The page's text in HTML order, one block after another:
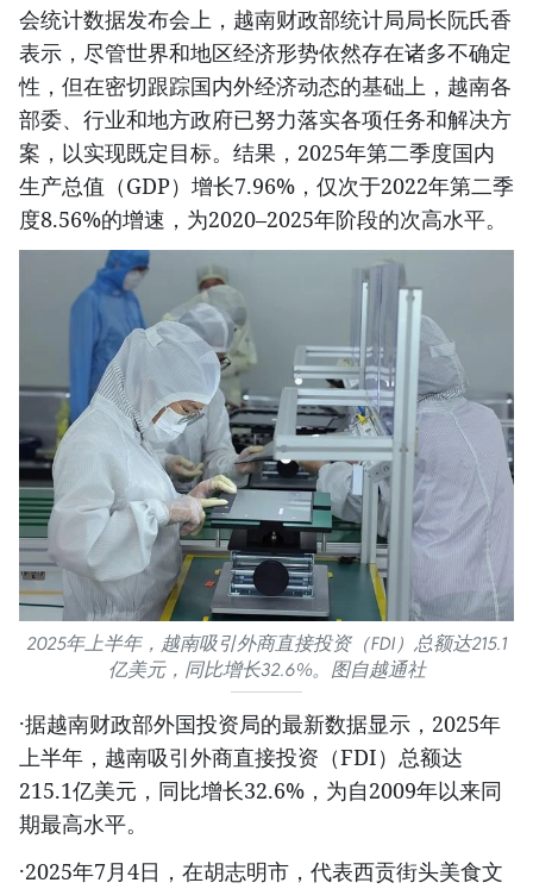
会统计数据发布会上，越南财政部统计局局长阮氏香
表示，尽管世界和地区经济形势依然存在诸多不确定
性，但在密切跟踪国内外经济动态的基础上，越南各
部委、行业和地方政府已努力落实各项任务和解决方
案，以实现既定目标。结果，2025年第二季度国内
生产总值（GDP）增长7.96%，仅次于2022年第二季
度8.56%的增速，为2020–2025年阶段的次高水平。
2025年上半年，越南吸引外商直接投资（FDI）总额达215.1
亿美元，同比增长32.6%。图自越通社
·据越南财政部外国投资局的最新数据显示，2025年
上半年，越南吸引外商直接投资（FDI）总额达
215.1亿美元，同比增长32.6%，为自2009年以来同
期最高水平。
·2025年7月4日，在胡志明市，代表西贡街头美食文